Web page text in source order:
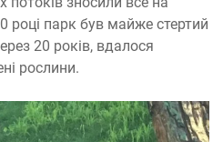
році парк був майже стертий
20 років, вдалося
рослини.